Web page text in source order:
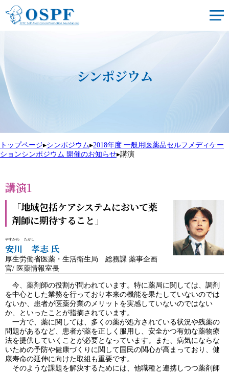
シンポジウム
トップページ▸シンポジウム▸2018年度 一般用医薬品セルフメディケー
ションシンポジウム 開催のお知らせ▸講演
講演1
「地域包括ケアシステムにおいて薬
剤師に期待すること」
やすかわ たかし
安川 孝志 氏
厚生労働省医薬・生活衛生局 総務課 薬事企画
官/ 医薬情報室長
今、薬剤師の役割が問われています。特に薬局に関しては、調剤
を中心とした業務を行っており本来の機能を果たしていないのでは
ないか、患者が医薬分業のメリットを実感していないのではない
か、といったことが指摘されています。
一方で、薬に関しては、多くの薬が処方されている状況や残薬の
問題があるなど、患者が薬を正しく服用し、安全かつ有効な薬物療
法を提供していくことが必要となっています。また、病気にならな
いための予防や健康づくりに関して国民の関心が高まっており、健
康寿命の延伸に向けた取組も重要です。
そのような課題を解決するためには、他職種と連携しつつ薬剤師